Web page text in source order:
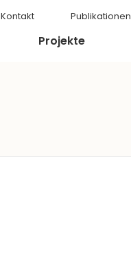
Kontakt Publikationen
Projekte